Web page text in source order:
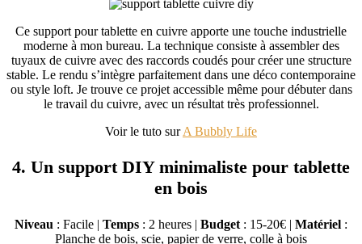
Ce support pour tablette en cuivre apporte une touche industrielle
moderne à mon bureau. La technique consiste à assembler des
tuyaux de cuivre avec des raccords coudés pour créer une structure
stable. Le rendu s’intègre parfaitement dans une déco contemporaine
ou style loft. Je trouve ce projet accessible même pour débuter dans
le travail du cuivre, avec un résultat très professionnel.
Voir le tuto surA Bubbly Life
4. Un support DIY minimaliste pour tablette
en bois
Niveau : Facile | Temps : 2 heures | Budget : 15-20€ | Matériel :
Planche de bois, scie, papier de verre, colle à bois